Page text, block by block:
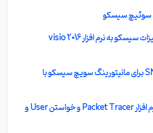
سوئیچ سیسکو
اضافه کردن تجهیزات سیسکو به نرم افزار visio 2016
فعال کردن SNMP برای مانیتورینگ سویچ سیسکو با
مشکل ورود به نرم افزار Packet Tracer و خواستن User و